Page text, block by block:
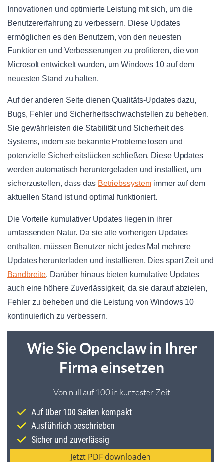
Innovationen und optimierte Leistung mit sich, um die
Benutzererfahrung zu verbessern. Diese Updates
ermöglichen es den Benutzern, von den neuesten
Funktionen und Verbesserungen zu profitieren, die von
Microsoft entwickelt wurden, um Windows 10 auf dem
neuesten Stand zu halten.
Auf der anderen Seite dienen Qualitäts-Updates dazu,
Bugs, Fehler und Sicherheitsschwachstellen zu beheben.
Sie gewährleisten die Stabilität und Sicherheit des
Systems, indem sie bekannte Probleme lösen und
potenzielle Sicherheitslücken schließen. Diese Updates
werden automatisch heruntergeladen und installiert, um
sicherzustellen, dass das Betriebssystem immer auf dem
aktuellen Stand ist und optimal funktioniert.
Die Vorteile kumulativer Updates liegen in ihrer
umfassenden Natur. Da sie alle vorherigen Updates
enthalten, müssen Benutzer nicht jedes Mal mehrere
Updates herunterladen und installieren. Dies spart Zeit und
Bandbreite. Darüber hinaus bieten kumulative Updates
auch eine höhere Zuverlässigkeit, da sie darauf abzielen,
Fehler zu beheben und die Leistung von Windows 10
kontinuierlich zu verbessern.